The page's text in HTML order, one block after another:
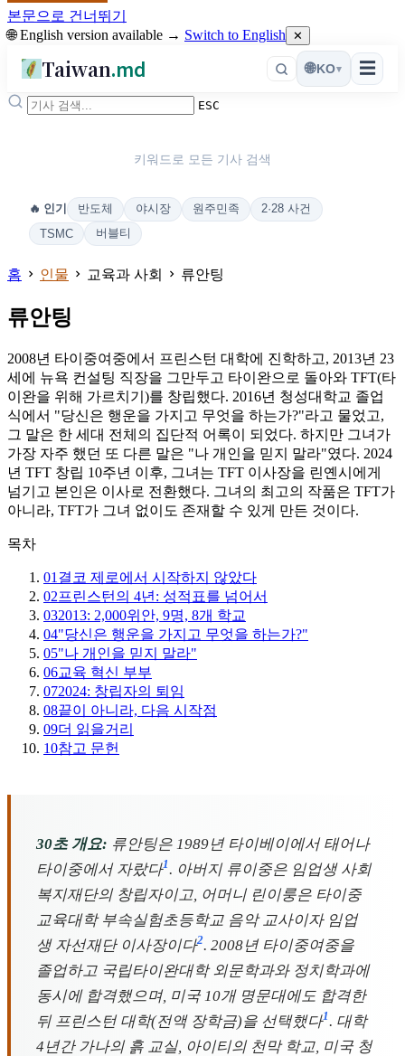
본문으로 건너뛰기
🌐 English version available → Switch to English ✕
Taiwan.md ☰
🌐KO▾
ESC
키워드로 모든 기사 검색
🔥 인기 반도체 야시장 원주민족
2·28 사건
TSMC
버블티
홈 인물 교육과 사회 류안팅
류안팅
2008년 타이중여중에서 프린스턴 대학에 진학하고, 2013년 23
세에 뉴욕 컨설팅 직장을 그만두고 타이완으로 돌아와 TFT(타
이완을 위해 가르치기)를 창립했다. 2016년 청성대학교 졸업
식에서 "당신은 행운을 가지고 무엇을 하는가?"라고 물었고,
그 말은 한 세대 전체의 집단적 어록이 되었다. 하지만 그녀가
가장 자주 했던 또 다른 말은 "나 개인을 믿지 말라"였다. 2024
년 TFT 창립 10주년 이후, 그녀는 TFT 이사장을 린옌시에게
넘기고 본인은 이사로 전환했다. 그녀의 최고의 작품은 TFT가
아니라, TFT가 그녀 없이도 존재할 수 있게 만든 것이다.
목차
01 결코 제로에서 시작하지 않았다
02프린스턴의 4년: 성적표를 넘어서
032013: 2,000위안, 9명, 8개 학교
04"당신은 행운을 가지고 무엇을 하는가?"
05"나 개인을 믿지 말라"
06교육 혁신 부부
072024: 창립자의 퇴임
08끝이 아니라, 다음 시작점
09더 읽을거리
10참고 문헌
30초 개요: 류안팅은 1989년 타이베이에서 태어나
타이중에서 자랐다1. 아버지 류이중은 임업생 사회
복지재단의 창립자이고, 어머니 린이룽은 타이중
교육대학 부속실험초등학교 음악 교사이자 임업
생 자선재단 이사장이다2. 2008년 타이중여중을
졸업하고 국립타이완대학 외문학과와 정치학과에
동시에 합격했으며, 미국 10개 명문대에도 합격한
뒤 프린스턴 대학(전액 장학금)을 선택했다1. 대학
4년간 가나의 흙 교실, 아이티의 천막 학교, 미국 청